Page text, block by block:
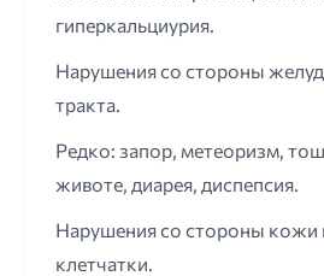
гиперкальциурия.
Нарушения со стороны
тракта.
Редко: запор, метеоризм,
животе, диарея, диспепсия.
Нарушения со стороны
клетчатки.